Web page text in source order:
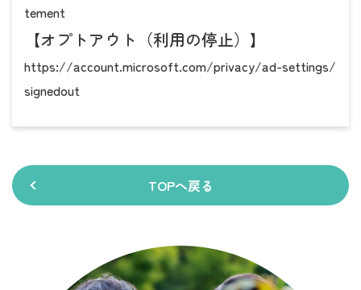
tement
【オプトアウト（利用の停止）】
https://account.microsoft.com/privacy/ad-settings/
signedout
TOPへ戻る